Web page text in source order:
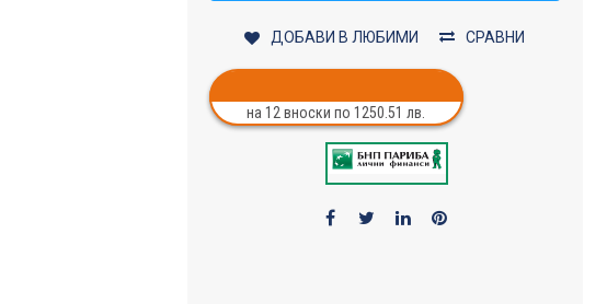
ДОБАВИ В ЛЮБИМИ СРАВНИ
на 12 вноски по 1250.51 лв.